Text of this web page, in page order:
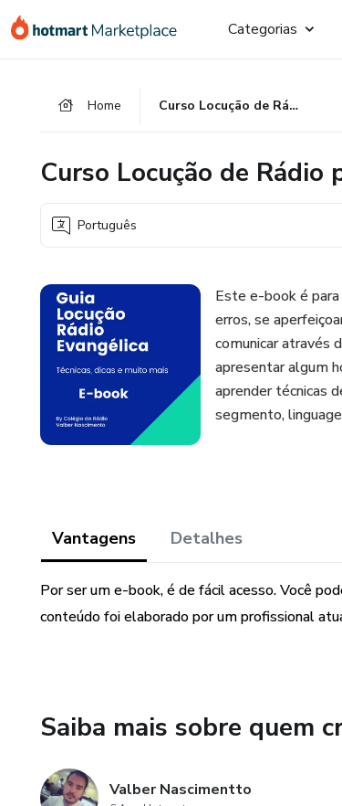
para
para
para
Categorias
Home Curso Locução de Rádio para Evangélicos
Curso Locução de Rádio
Português
Este e-book é
erros, se
comunicar através
apresentar algum
aprender técnicas
segmento,
Vantagens Detalhes
Por ser um e-book, é de fácil acesso. Você
conteúdo foi elaborado por um profissional
Saiba mais sobre quem
Valber Nascimentto